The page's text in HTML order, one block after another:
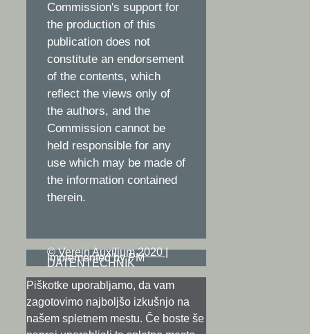
Commission's support for
the production of this
publication does not
constitute an endorsement
of the contents, which
reflect the views only of
the authors, and the
Commission cannot be
held responsible for any
use which may be made of
the information contained
therein.
©Verein Auxilium 2020|
Implemented by PM
DATENTECHNIK
Piškotke uporabljamo, da vam
zagotovimo najboljšo izkušnjo na
našem spletnem mestu. Če boste še